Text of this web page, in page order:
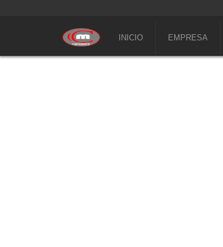
INICIO EMPRESA